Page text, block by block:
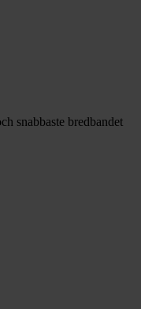
snabbaste bredbandet